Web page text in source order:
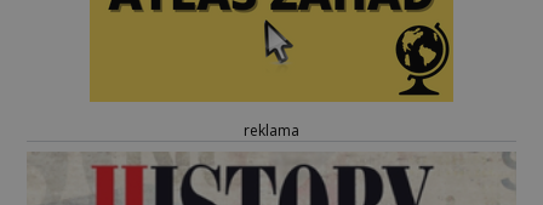
reklama